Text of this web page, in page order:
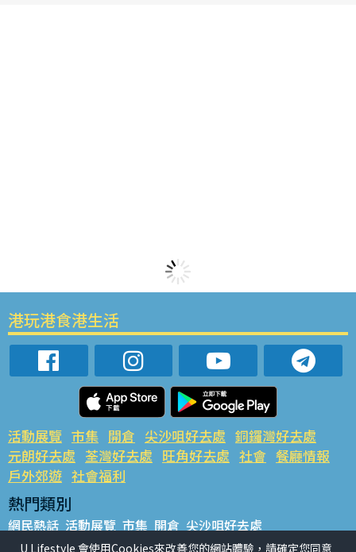
港玩港食港生活
活動展覽 市集 開倉 尖沙咀好去處 銅鑼灣好去處
元朗好去處 荃灣好去處 旺角好去處 社會 餐廳情報
戶外郊遊 社會福利
熱門類別
網民熱話 活動展覽 市集 開倉 尖沙咀好去處
銅鑼灣好去處 元朗好去處 荃灣好去處 旺角好去處 社會
U Lifestyle 會使用Cookies來改善您的網站體驗，請確定您同意